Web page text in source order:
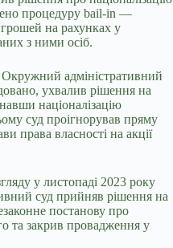
процедуру bail-in —
на рахунках у
з ними осіб.
адміністративний
ухвалив рішення на
націоналізацію
суд проігнорував пряму
права власності на акції
у листопаді 2023 року
суд прийняв рішення на
постанову про
та закрив провадження у